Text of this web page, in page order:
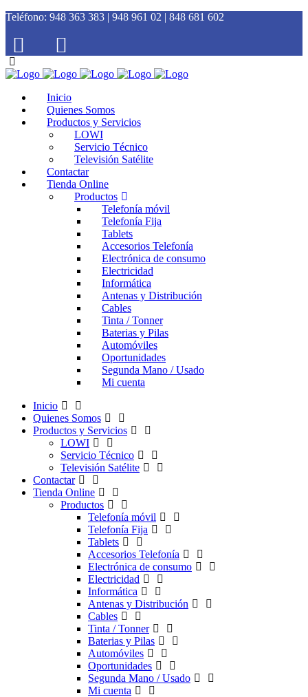
Teléfono: 948 363 383 | 948 961 02 | 848 681 602
Inicio
Quienes Somos
Productos y Servicios
LOWI
Servicio Técnico
Televisión Satélite
Contactar
Tienda Online
Productos
Telefonía móvil
Telefonía Fija
Tablets
Accesorios Telefonía
Electrónica de consumo
Electricidad
Informática
Antenas y Distribución
Cables
Tinta / Tonner
Baterias y Pilas
Automóviles
Oportunidades
Segunda Mano / Usado
Mi cuenta
Inicio
Quienes Somos
Productos y Servicios
LOWI
Servicio Técnico
Televisión Satélite
Contactar
Tienda Online
Productos
Telefonía móvil
Telefonía Fija
Tablets
Accesorios Telefonía
Electrónica de consumo
Electricidad
Informática
Antenas y Distribución
Cables
Tinta / Tonner
Baterias y Pilas
Automóviles
Oportunidades
Segunda Mano / Usado
Mi cuenta